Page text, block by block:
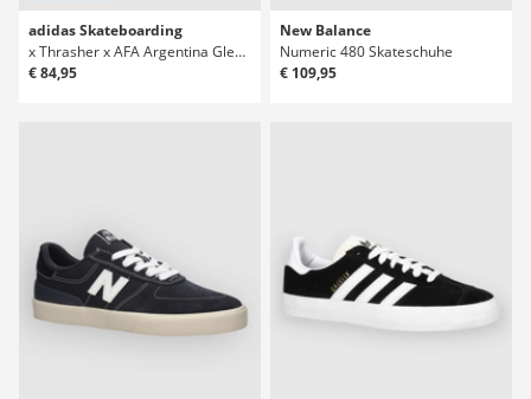
adidas Skateboarding
x Thrasher x AFA Argentina Glenburn Skateschuhe
€ 84,95
New Balance
Numeric 480 Skateschuhe
€ 109,95